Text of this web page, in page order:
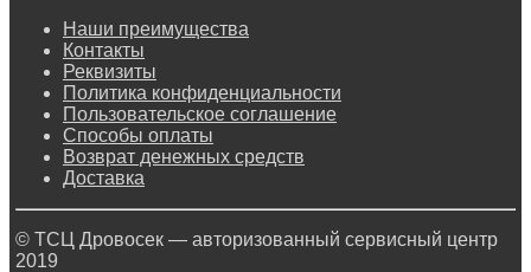
Наши преимущества
Контакты
Реквизиты
Политика конфиденциальности
Пользовательское соглашение
Способы оплаты
Возврат денежных средств
Доставка
© ТСЦ Дровосек — авторизованный сервисный центр
2019